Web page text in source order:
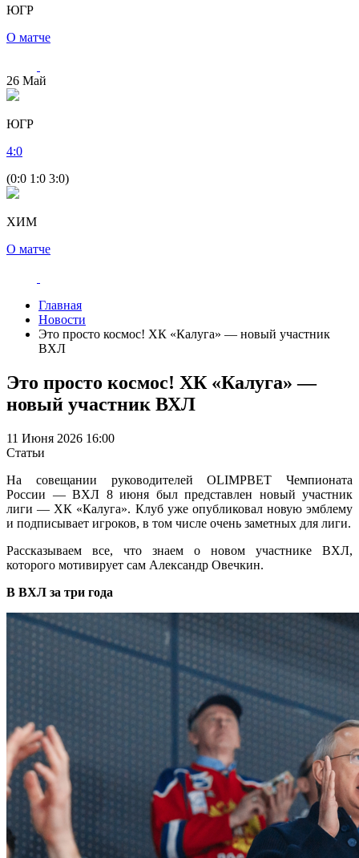
ЮГР
О матче
26 Май
ЮГР
4:0
(0:0 1:0 3:0)
ХИМ
О матче
Главная
Новости
Это просто космос! ХК «Калуга» — новый участник
ВХЛ
Это просто космос! ХК «Калуга» —
новый участник ВХЛ
11 Июня 2026 16:00
Статьи
На совещании руководителей OLIMPBET Чемпионата
России — ВХЛ 8 июня был представлен новый участник
лиги — ХК «Калуга». Клуб уже опубликовал новую эмблему
и подписывает игроков, в том числе очень заметных для лиги.
Рассказываем все, что знаем о новом участнике ВХЛ,
которого мотивирует сам Александр Овечкин.
В ВХЛ за три года